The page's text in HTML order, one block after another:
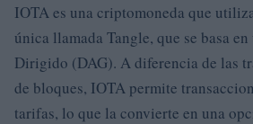
IOTA es una criptomoneda que
única llamada Tangle, que se basa
Dirigido (DAG). A diferencia de las
de bloques, IOTA permite
tarifas, lo que la convierte en una